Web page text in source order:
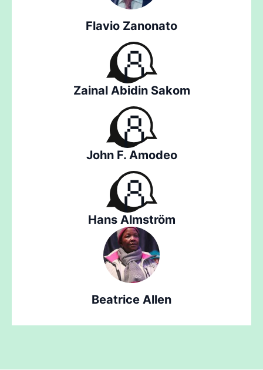
Flavio Zanonato
Zainal Abidin Sakom
John F. Amodeo
Hans Almström
Beatrice Allen